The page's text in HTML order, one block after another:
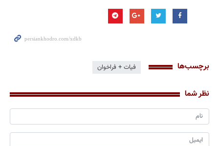
برچسب‌ها فیات + فراخوان
نظر شما